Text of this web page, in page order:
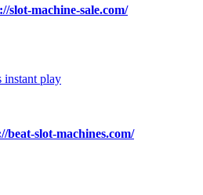
slot-machine-sale.com/
instant play
beat-slot-machines.com/